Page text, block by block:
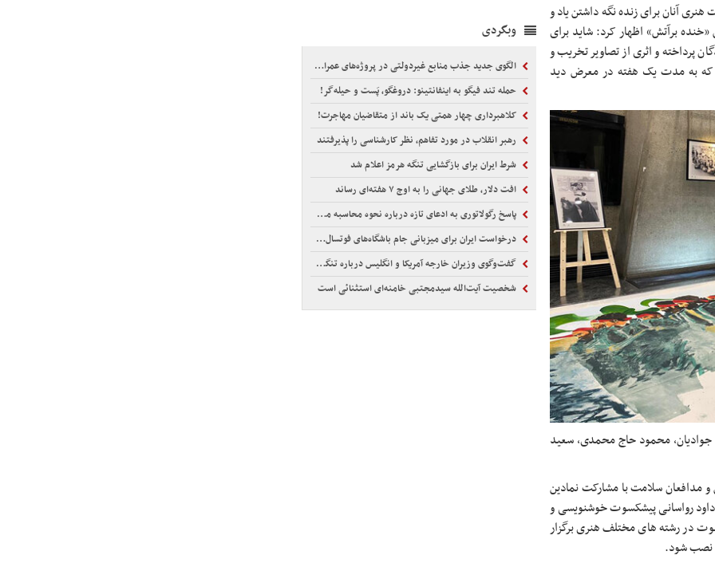
آنان برای زنده نگه داشتن یاد و
برآتش» اظهار کرد: شاید برای
پرداخته و اثری از تصاویر تخریب و
تعداد آثار این نمایشگاه هم ۳۶ اثر است که به مدت یک هفته در معرض دید
جوادیان، محمود حاج محمدی، سعید
سلامت با مشارکت نمادین
۶۰ متر مربع توسط استاد داود رواسانی پیشکسوت خوشنویسی و
در رشته های مختلف هنری برگزار
نصب شود.
وبگردی
الگوی جدید جذب منابع غیردولتی در پروژه‌های عمرانی
حمله تند فیگو به اینفانتینو: دروغگو، پَست‌ و حیله‌گر!
کلاهبرداری چهار همتی یک باند از متقاضیان مهاجرت!
رهبر انقلاب در مورد تفاهم، نظر کارشناسی را پذیرفتند
شرط ایران برای بازگشایی تنگه هرمز اعلام شد
افت دلار، طلای جهانی را به اوج ۷ هفته‌ای رساند
پاسخ رگولاتوری به ادعای تازه درباره نحوه محاسبه مصرف اینترنت
درخواست ایران برای میزبانی جام باشگاه‌های فوتسال آسیا
گفت‌وگوی وزیران خارجه آمریکا و انگلیس درباره تنگه هرمز
شخصیت آیت‌الله سیدمجتبی خامنه‌ای استثنائی است